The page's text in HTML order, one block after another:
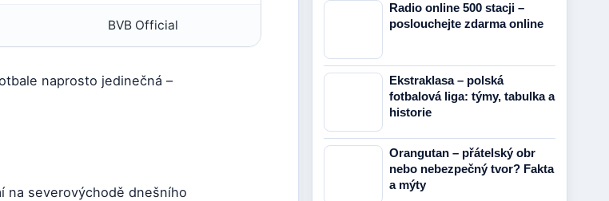
BVB Official
naprosto jedinečná –
na severovýchodě dnešního
Radio online 500 stacji –
poslouchejte zdarma online
Ekstraklasa – polská
fotbalová liga: týmy, tabulka a
historie
Orangutan – přátelský obr
nebo nebezpečný tvor? Fakta
a mýty